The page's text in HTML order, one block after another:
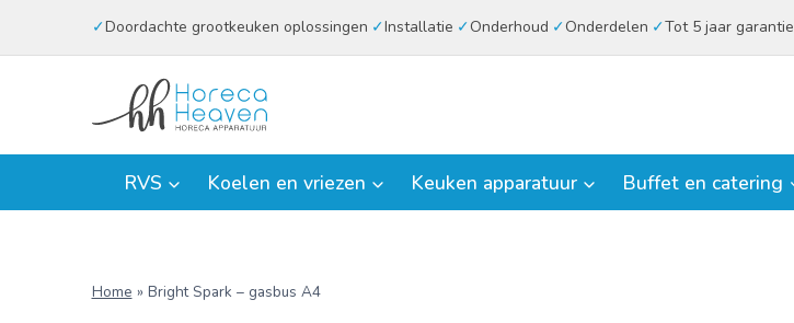
Doordachte grootkeuken oplossingen Installatie Onderhoud Onderdelen Tot 5 jaar garantie
RVS Koelen en vriezen Keuken apparatuur Buffet en catering
Home » Bright Spark – gasbus A4